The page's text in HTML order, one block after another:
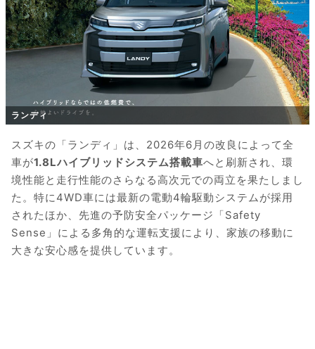
ランディ
スズキの「ランディ」は、2026年6月の改良によって全
車が1.8Lハイブリッドシステム搭載車へと刷新され、環
境性能と走行性能のさらなる高次元での両立を果たしまし
た。特に4WD車には最新の電動4輪駆動システムが採用
されたほか、先進の予防安全パッケージ「Safety
Sense」による多角的な運転支援により、家族の移動に
大きな安心感を提供しています。